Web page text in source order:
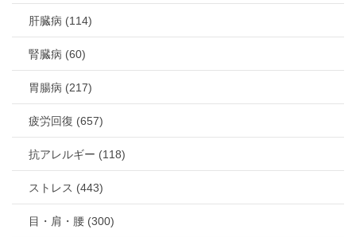
肝臓病 (114)
腎臓病 (60)
胃腸病 (217)
疲労回復 (657)
抗アレルギー (118)
ストレス (443)
目・肩・腰 (300)